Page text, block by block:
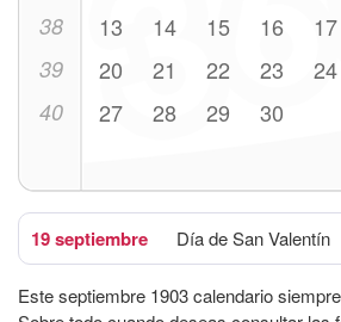
38 13 14 15 16 17
39 20 21 22 23 24
40 27 28 29 30
19 septiembre Día de San Valentín
Este septiembre 1903 calendario